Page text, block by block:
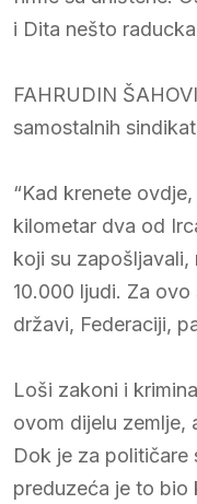
i Dita nešto
FAHRUDIN
samostalnih
“Kad krenete
kilometar dva od
koji su
10.000 ljudi. Za
državi, Federaciji,
Loši zakoni i
ovom dijelu zemlje,
Dok je za političare
preduzeća je to bio